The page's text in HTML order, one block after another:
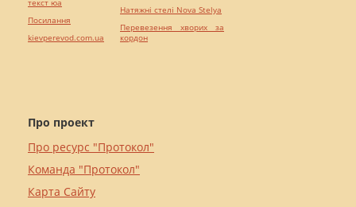
Про проект
Про ресурс "Протокол"
Команда "Протокол"
Карта Сайту
текст юа
Посилання
kievperevod.com.ua
Натяжні стелі Nova Stelya
Перевезення хворих за
кордон